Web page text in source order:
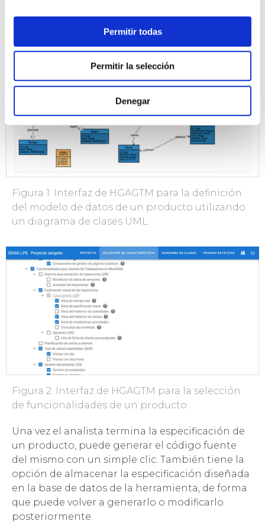
Permitir todas
Permitir la selección
Denegar
Figura 1: Interfaz de HGAGTM para la definición
del modelo de datos de un producto utilizando
un diagrama de clases UML
Figura 2: Interfaz de HGAGTM para la selección
de funcionalidades de un producto
Una vez el analista termina la especificación de
un producto, puede generar el código fuente
del mismo con un simple clic. También tiene la
opción de almacenar la especificación diseñada
en la base de datos de la herramienta, de forma
que puede volver a generarlo o modificarlo
posteriormente.